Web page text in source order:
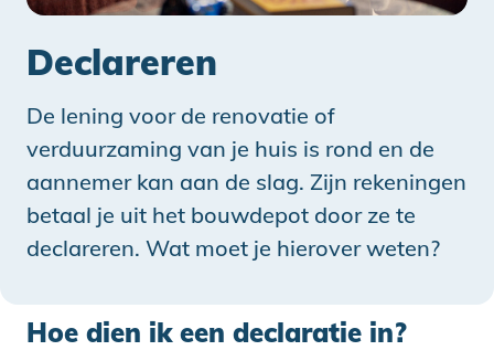
Declareren
De lening voor de renovatie of
verduurzaming van je huis is rond en de
aannemer kan aan de slag. Zijn rekeningen
betaal je uit het bouwdepot door ze te
declareren. Wat moet je hierover weten?
Hoe dien ik een declaratie in?